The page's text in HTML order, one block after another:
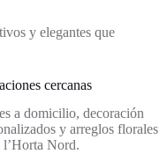
y elegantes que
cercanas
a domicilio, decoración
y arreglos florales
l’Horta Nord.